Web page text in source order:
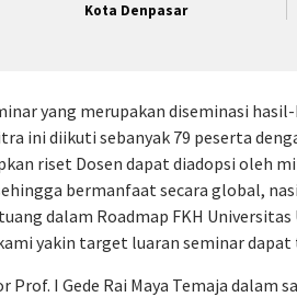
Kota Denpasar
yang merupakan diseminasi
ini diikuti sebanyak 79 peserta
riset Dosen dapat diadopsi oleh
bermanfaat secara global,
dalam Roadmap FKH Universitas
yakin target luaran seminar dapat
Prof. I Gede Rai Maya Temaja dalam